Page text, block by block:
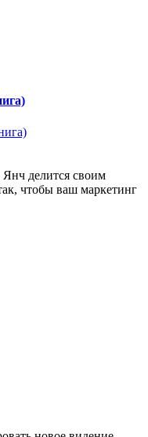
делится своим
чтобы ваш маркетинг